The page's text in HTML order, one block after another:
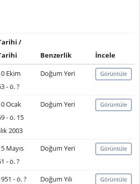
/
Benzerlik
İncele
Ekim
- ö. ?
Doğum Yeri Görüntüle
Ocak
- ö. 15
2003
Doğum Yeri Görüntüle
Mayıs
- ö. ?
Doğum Yeri Görüntüle
- ö. ? Doğum Yılı Görüntüle